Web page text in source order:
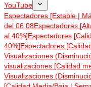
YouTube
Espectadores [Estable |
del 06.08Espectadores
al 40%]Espectadores
40%]Espectadores
Visualizaciones
visualizaciones [Calidad
Visualizaciones